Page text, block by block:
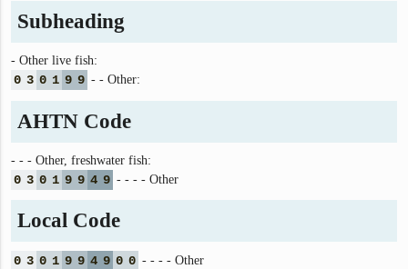
Subheading
- Other live fish:
0 3 0 1 9 9 - - Other:
AHTN Code
- - - Other, freshwater fish:
0 3 0 1 9 9 4 9 - - - - Other
Local Code
0 3 0 1 9 9 4 9 0 0 - - - - Other